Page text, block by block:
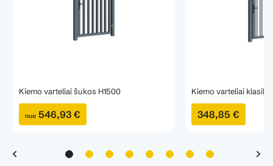
Kiemo varteliai šukos H1500
nuo 546,93 €
Kiemo varteliai klasik
348,85 €